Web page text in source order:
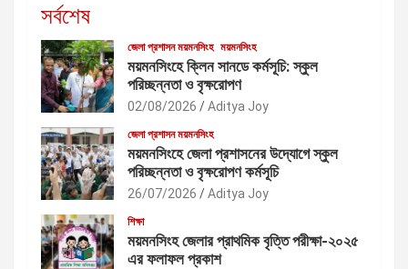
সর্বশেষ
জেলা প্রশাসন ময়মনসিংহ ময়মনসিংহ
ময়মনসিংহে ক্লিন সানডে কর্মসূচি: স্কুল
পরিচ্ছন্নতা ও বৃক্ষরোপণ
02/08/2026 Aditya Joy
জেলা প্রশাসন ময়মনসিংহ
ময়মনসিংহে জেলা প্রশাসনের উদ্যোগে স্কুল
পরিচ্ছন্নতা ও বৃক্ষরোপণ কর্মসূচি
26/07/2026 Aditya Joy
শিক্ষা
ময়মনসিংহ জেলার প্রাথমিক বৃত্তি পরীক্ষা-২০২৫
এর ফলাফল প্রকাশ